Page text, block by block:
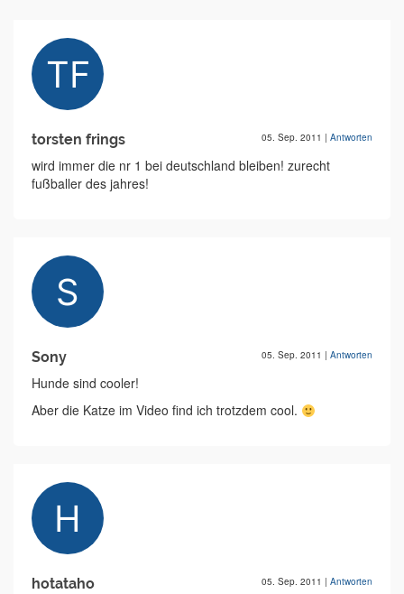
torsten frings 05. Sep. 2011 | Antworten
wird immer die nr 1 bei deutschland bleiben! zurecht
fußballer des jahres!
Sony 05. Sep. 2011 | Antworten
Hunde sind cooler!
Aber die Katze im Video find ich trotzdem cool.
hotataho 05. Sep. 2011 | Antworten